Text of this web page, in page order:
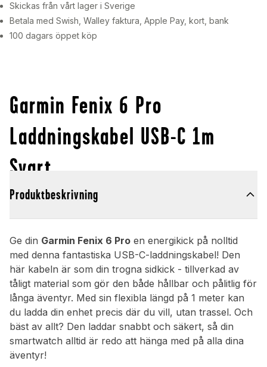
Skickas från vårt lager i Sverige
Betala med Swish, Walley faktura, Apple Pay, kort, bank
100 dagars öppet köp
Garmin Fenix 6 Pro
Laddningskabel USB-C 1m
Svart
Produktbeskrivning
Ge din Garmin Fenix 6 Pro en energikick på nolltid
med denna fantastiska USB-C-laddningskabel! Den
här kabeln är som din trogna sidkick - tillverkad av
tåligt material som gör den både hållbar och pålitlig för
långa äventyr. Med sin flexibla längd på 1 meter kan
du ladda din enhet precis där du vill, utan trassel. Och
bäst av allt? Den laddar snabbt och säkert, så din
smartwatch alltid är redo att hänga med på alla dina
äventyr!